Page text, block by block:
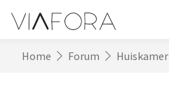
Home Forum Huiskamer